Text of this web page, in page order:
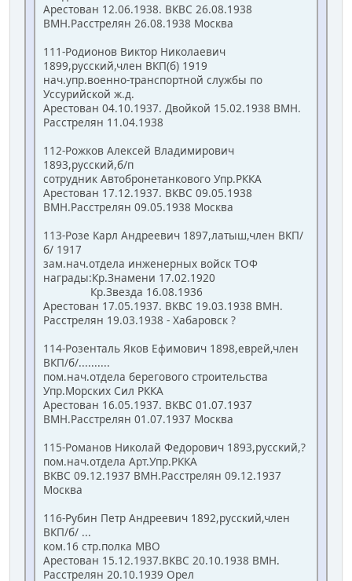
Арестован 12.06.1938. ВКВС 26.08.1938
ВМН.Расстрелян 26.08.1938 Москва
111-Родионов Виктор Николаевич
1899,русский,член ВКП(б) 1919
нач.упр.военно-транспортной службы по
Уссурийской ж.д.
Арестован 04.10.1937. Двойкой 15.02.1938 ВМН.
Расстрелян 11.04.1938
112-Рожков Алексей Владимирович
1893,русский,б/п
сотрудник Автобронетанкового Упр.РККА
Арестован 17.12.1937. ВКВС 09.05.1938
ВМН.Расстрелян 09.05.1938 Москва
113-Розе Карл Андреевич 1897,латыш,член ВКП/
б/ 1917
зам.нач.отдела инженерных войск ТОФ
награды:Кр.Знамени 17.02.1920
Кр.Звезда 16.08.1936
Арестован 17.05.1937. ВКВС 19.03.1938 ВМН.
Расстрелян 19.03.1938 - Хабаровск ?
114-Розенталь Яков Ефимович 1898,еврей,член
ВКП/б/..........
пом.нач.отдела берегового строительства
Упр.Морских Сил РККА
Арестован 16.05.1937. ВКВС 01.07.1937
ВМН.Расстрелян 01.07.1937 Москва
115-Романов Николай Федорович 1893,русский,?
пом.нач.отдела Арт.Упр.РККА
ВКВС 09.12.1937 ВМН.Расстрелян 09.12.1937
Москва
116-Рубин Петр Андреевич 1892,русский,член
ВКП/б/ ...
ком.16 стр.полка МВО
Арестован 15.12.1937.ВКВС 20.10.1938 ВМН.
Расстрелян 20.10.1939 Орел